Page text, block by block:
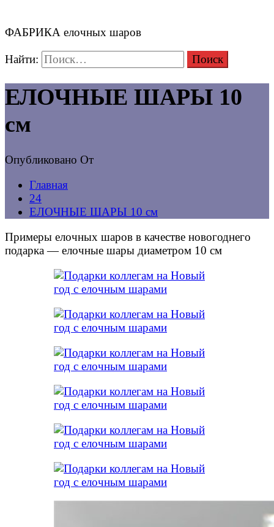
ФАБРИКА елочных шаров
Найти:
ЕЛОЧНЫЕ ШАРЫ 10
см
Опубликовано От
Главная
24
ЕЛОЧНЫЕ ШАРЫ 10 см
Примеры елочных шаров в качестве новогоднего
подарка — елочные шары диаметром 10 см